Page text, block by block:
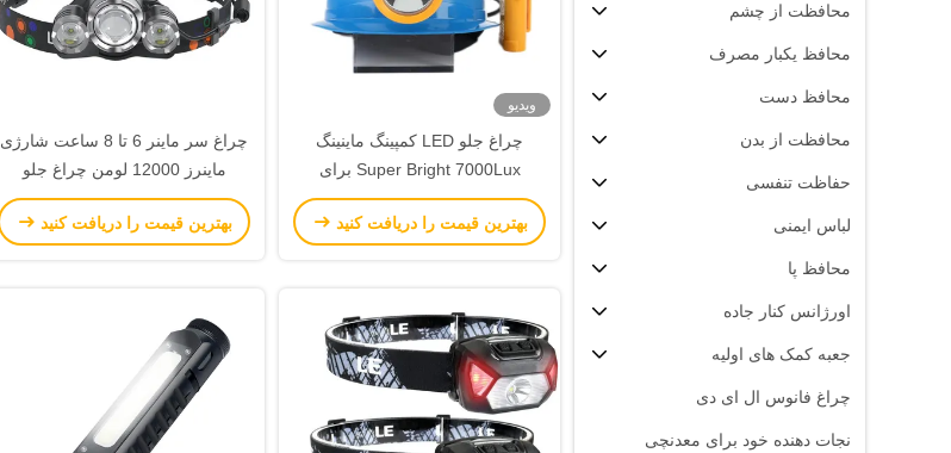
محافظت از چشم
محافظ یکبار مصرف
محافظ دست
محافظت از بدن
حفاظت تنفسی
لباس ایمنی
محافظ پا
اورژانس کنار جاده
جعبه کمک های اولیه
چراغ فانوس ال ای دی
نجات دهنده خود برای معدنچی
ویدیو
چراغ جلو LED کمپینگ ماینینگ
Super Bright 7000Lux برای
کمپینگ معدن
بهترین قیمت را دریافت کنید
چراغ سر ماینر 6 تا 8 ساعت شارژی
ماینرز 12000 لومن چراغ جلو
بهترین قیمت را دریافت کنید